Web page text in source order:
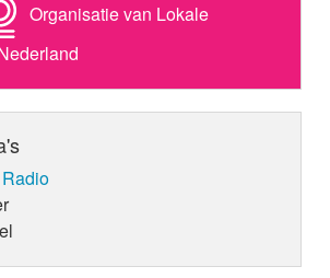
Organisatie van Lokale